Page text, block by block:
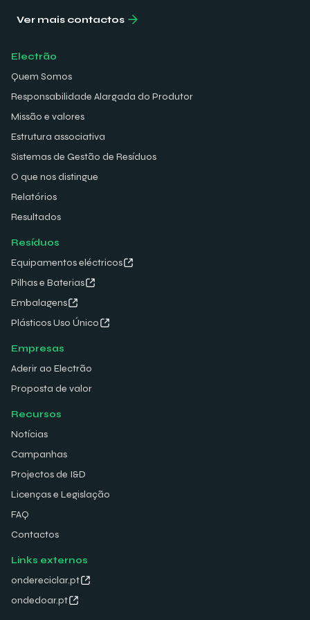
Ver mais contactos
Electrão
Quem Somos
Responsabilidade Alargada do Produtor
Missão e valores
Estrutura associativa
Sistemas de Gestão de Resíduos
O que nos distingue
Relatórios
Resultados
Resíduos
Equipamentos eléctricos
Pilhas e Baterias
Embalagens
Plásticos Uso Único
Empresas
Aderir ao Electrão
Proposta de valor
Recursos
Notícias
Campanhas
Projectos de I&D
Licenças e Legislação
FAQ
Contactos
Links externos
ondereciclar.pt
ondedoar.pt